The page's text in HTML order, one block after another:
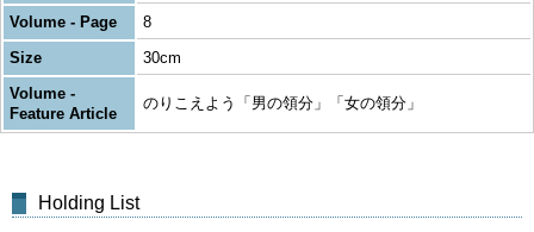
Volume - Page
8
Size
30cm
Volume -
Feature Article
のりこえよう「男の領分」「女の領分」
Holding List